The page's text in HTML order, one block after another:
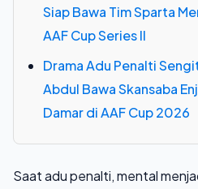
Siap Bawa Tim Sparta
AAF Cup Series II
Drama Adu Penalti
Abdul Bawa Skansaba
Damar di AAF Cup 2026
Saat adu penalti, mental